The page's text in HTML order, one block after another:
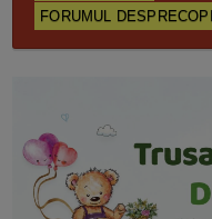
FORUMUL DESPRECOPII